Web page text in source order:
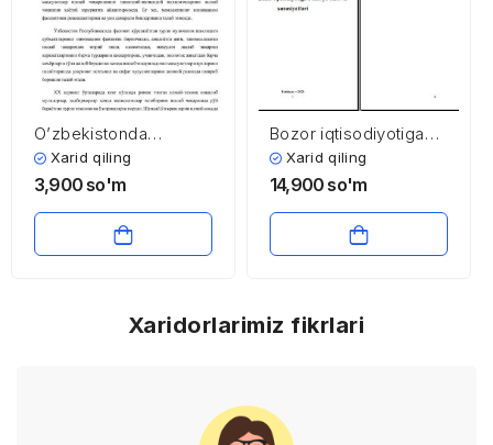
O’zbekistonda
innovatsion faoliyatni
rivojlantirish istiqbollari
Xarid qiling
3,900 so'm
Bozor iqtisodiyotiga
o’tish yo’llari va
xususiyatlari
Xarid qiling
14,900 so'm
Xaridorlarimiz fikrlari